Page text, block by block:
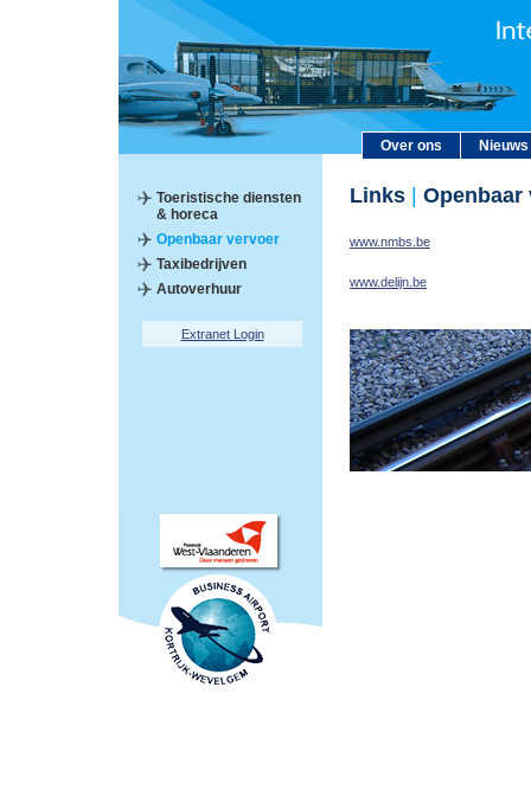
Over ons Nieuws
Toeristische diensten
& horeca
Openbaar vervoer
Taxibedrijven
Autoverhuur
Extranet Login
Links Openbaar
www.nmbs.be
www.delijn.be